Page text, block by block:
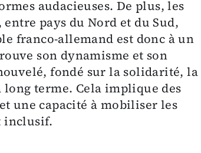
audacieuses. De plus, les
pays du Nord et du Sud,
franco-allemand est donc à un
son dynamisme et son
fondé sur la solidarité, la
terme. Cela implique des
une capacité à mobiliser les
inclusif.